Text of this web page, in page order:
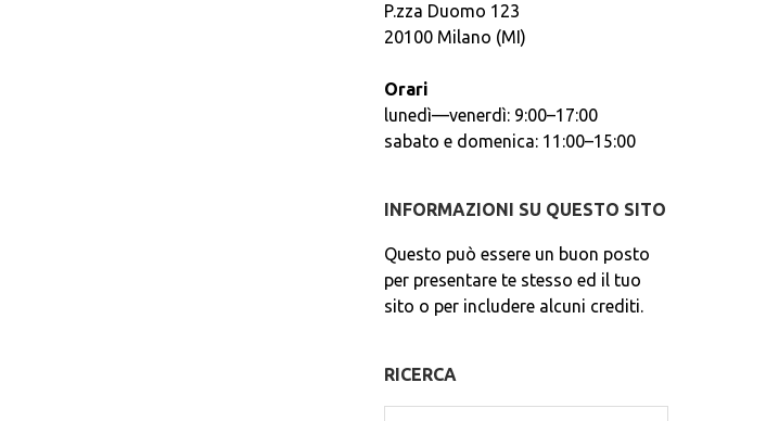
P.zza Duomo 123
20100 Milano (MI)
Orari
lunedì—venerdì: 9:00–17:00
sabato e domenica: 11:00–15:00
INFORMAZIONI SU QUESTO SITO
Questo può essere un buon posto
per presentare te stesso ed il tuo
sito o per includere alcuni crediti.
RICERCA